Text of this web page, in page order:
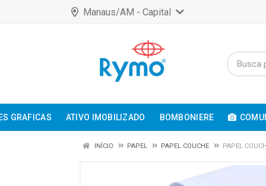
Manaus/AM - Capital
GRAFICAS ATIVO IMOBILIZADO BOMBONIERE
INÍCIO PAPEL PAPEL COUCHE PAPEL